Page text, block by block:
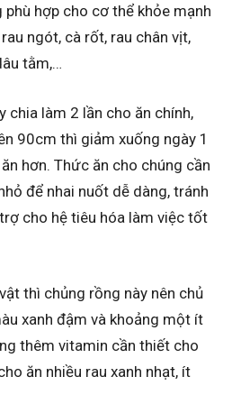
hợp cho cơ thể khỏe mạnh
ngót, cà rốt, rau chân vịt,
tằm,…
chia làm 2 lần cho ăn chính,
90cm thì giảm xuống ngày 1
hơn. Thức ăn cho chúng cần
để nhai nuốt dễ dàng, tránh
cho hệ tiêu hóa làm việc tốt
thì chủng rồng này nên chủ
xanh đậm và khoảng một ít
thêm vitamin cần thiết cho
ăn nhiều rau xanh nhạt, ít